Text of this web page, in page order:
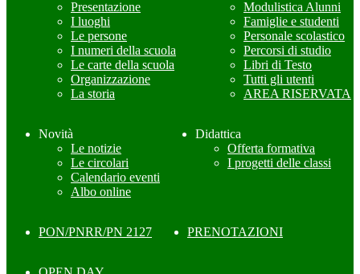
Presentazione
I luoghi
Le persone
I numeri della scuola
Le carte della scuola
Organizzazione
La storia
Modulistica Alunni
Famiglie e studenti
Personale scolastico
Percorsi di studio
Libri di Testo
Tutti gli utenti
AREA RISERVATA
Novità
Le notizie
Le circolari
Calendario eventi
Albo online
Didattica
Offerta formativa
I progetti delle classi
PON/PNRR/PN 2127 PRENOTAZIONI